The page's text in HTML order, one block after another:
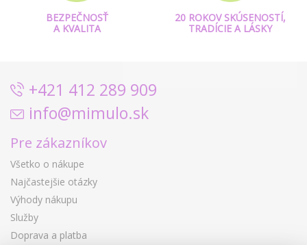
BEZPEČNOSŤ
A KVALITA
20 ROKOV SKÚSENOSTÍ,
TRADÍCIE A LÁSKY
+421 412 289 909
info@mimulo.sk
Pre zákazníkov
Všetko o nákupe
Najčastejšie otázky
Výhody nákupu
Služby
Doprava a platba